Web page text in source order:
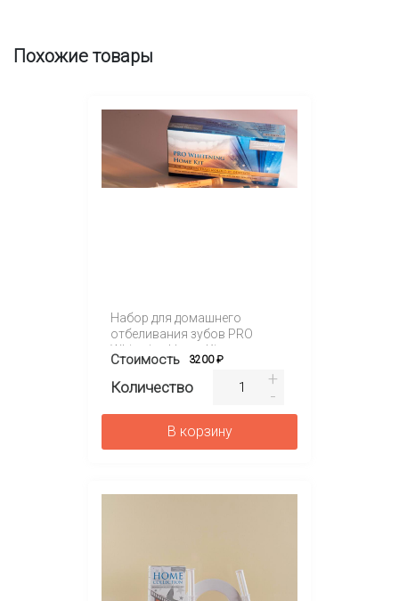
Похожие товары
Набор для домашнего
отбеливания зубов PRO
Whitening Home Kit
Стоимость 3200 ₽
Количество
В корзину